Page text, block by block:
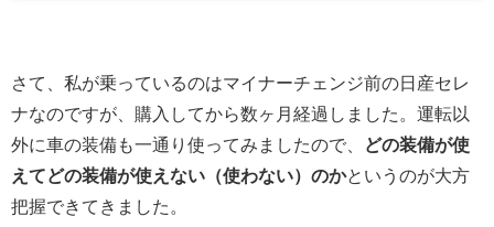
さて、私が乗っているのはマイナーチェンジ前の日産セレ
ナなのですが、購入してから数ヶ月経過しました。運転以
外に車の装備も一通り使ってみましたので、
どの装備が使
えてどの装備が使えない（使わない）のかというのが大方
把握できてきました。